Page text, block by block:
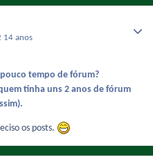
14 anos
tempo de fórum?
tinha uns 2 anos de fórum
os posts.